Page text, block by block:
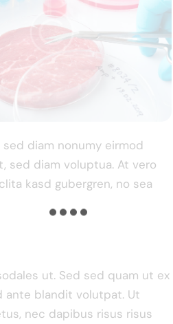
diam nonumy eirmod
sed diam voluptua. At vero
kasd gubergren, no sea
ut. Sed sed quam ut ex
ante blandit volutpat. Ut
nec dapibus risus risus